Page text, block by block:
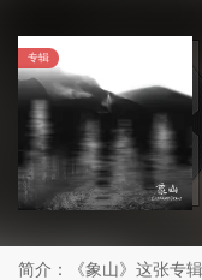
专辑
简介：《象山》这张专